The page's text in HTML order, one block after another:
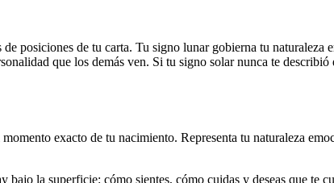
posiciones de tu carta. Tu signo lunar gobierna tu
que los demás ven. Si tu signo solar nunca te
exacto de tu nacimiento. Representa tu naturaleza
la superficie: cómo sientes, cómo cuidas y deseas que te